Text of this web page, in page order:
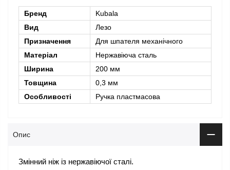
Бренд
Kubala
Вид
Лезо
Призначення
Для шпателя механічного
Матеріал
Нержавіюча сталь
Ширина
200 мм
Товщина
0,3 мм
Особливості
Ручка пластмасова
Опис
Змінний ніж із нержавіючої сталі.